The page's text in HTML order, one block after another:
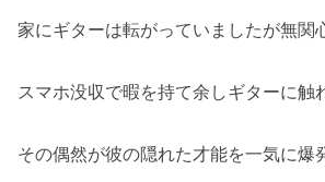
家にギターは転がっていましたが無関
スマホ没収で暇を持て余しギターに触
その偶然が彼の隠れた才能を一気に爆